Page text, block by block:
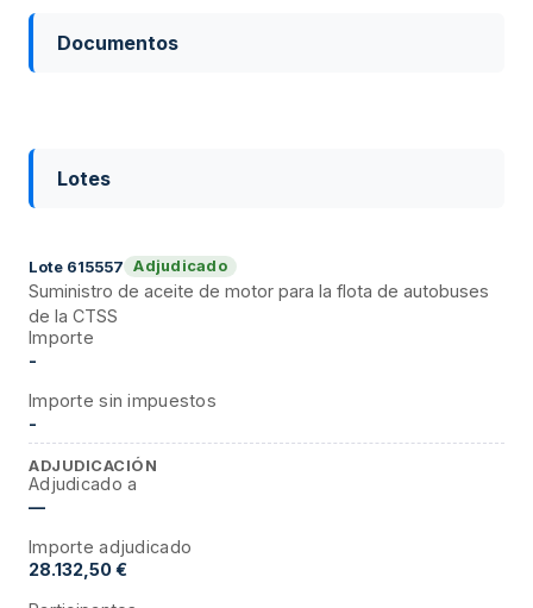
Documentos
Lotes
Lote 615557 Adjudicado
Suministro de aceite de motor para la flota de autobuses
de la CTSS
Importe
-
Importe sin impuestos
-
ADJUDICACIÓN
Adjudicado a
—
Importe adjudicado
28.132,50 €